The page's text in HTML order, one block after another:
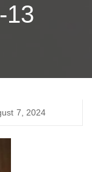
13
7, 2024